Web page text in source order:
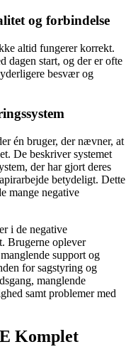
og forbindelse
altid fungerer korrekt.
dagen start, og der er ofte
besvær og
én bruger, der nævner, at
De beskriver systemet
der har gjort deres
betydeligt. Dette
mange negative
i de negative
Brugerne oplever
support og
for sagstyring og
manglende
samt problemer med
Komplet